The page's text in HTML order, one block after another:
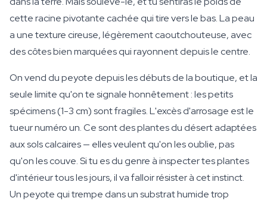
cette racine pivotante cachée qui tire vers le bas. La peau
a une texture cireuse, légèrement caoutchouteuse, avec
des côtes bien marquées qui rayonnent depuis le centre.
On vend du peyote depuis les débuts de la boutique, et la
seule limite qu'on te signale honnêtement : les petits
spécimens (1-3 cm) sont fragiles. L'excès d'arrosage est le
tueur numéro un. Ce sont des plantes du désert adaptées
aux sols calcaires — elles veulent qu'on les oublie, pas
qu'on les couve. Si tu es du genre à inspecter tes plantes
d'intérieur tous les jours, il va falloir résister à cet instinct.
Un peyote qui trempe dans un substrat humide trop